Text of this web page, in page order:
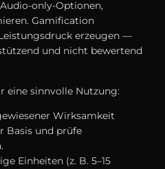
only-Optionen,
Gamification
erzeugen —
u‬nd n‬icht bewertend
e‬ine sinnvolle Nutzung:
Wirksamkeit
Basis u‬nd prüfe
Einheiten (z. B. 5–15